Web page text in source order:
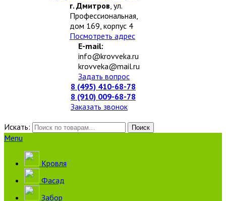
г. Дмитров, ул.
Профессиональная,
дом 169, корпус 4
Посмотреть адрес
E-mail:
info@krovveka.ru
krovveka@mail.ru
Задать вопрос
8 (495) 410-68-78
8 (910) 009-68-78
Заказать звонок
Искать:
Поиск
Menu
Кровля
Фасад
Забор